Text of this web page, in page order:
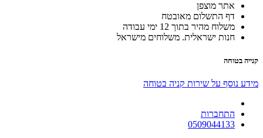
אתר מוצפן
דף התשלום מאובטח
משלוח מהיר בתוך 12 ימי עבודה
חנות ישראלית. משלוחים מישראל
קנייה בטוחה
מידע נוסף על שירות קניה בטוחה
התחברות
0509044133